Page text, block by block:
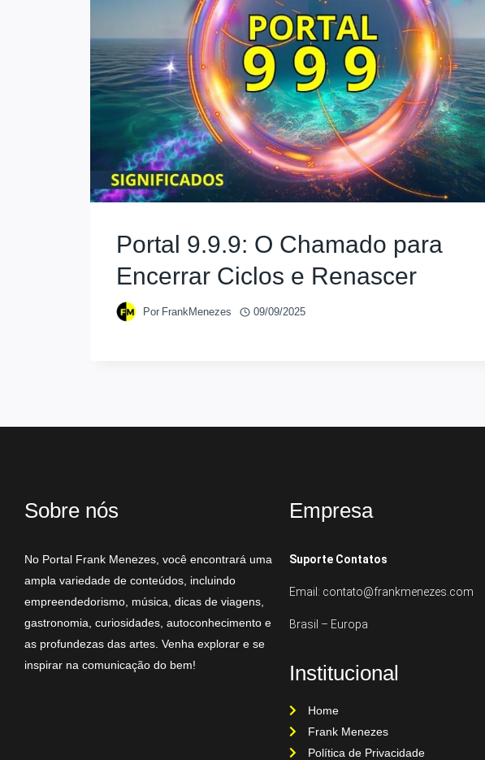
Portal 9.9.9: O Chamado para
Encerrar Ciclos e Renascer
Por FrankMenezes 09/09/2025
Sobre nós
No Portal Frank Menezes, você encontrará uma
ampla variedade de conteúdos, incluindo
empreendedorismo, música, dicas de viagens,
gastronomia, curiosidades, autoconhecimento e
as profundezas das artes. Venha explorar e se
inspirar na comunicação do bem!
Empresa
Suporte Contatos
Email: contato@frankmenezes.com
Brasil – Europa
Institucional
Home
Frank Menezes
Política de Privacidade